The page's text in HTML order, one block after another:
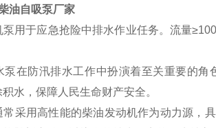
油自吸泵厂家
用于应急抢险中排水作业任务。流量
泵在防汛排水工作中扮演着至关重要的
水，保障人民生命财产安全。
常采用高性能的柴油发动机作为动力源，